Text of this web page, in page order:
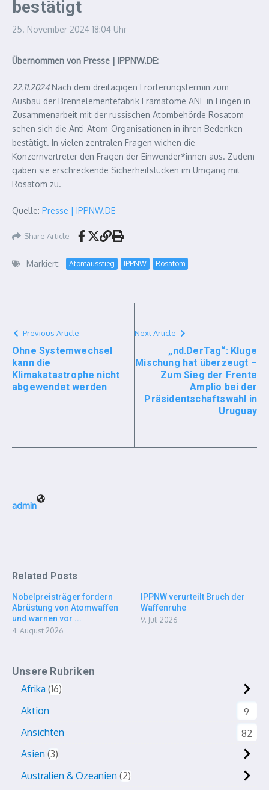
bestätigt
25. November 2024 18:04 Uhr
Übernommen von Presse | IPPNW.DE:
22.11.2024Nach dem dreitägigen Erörterungstermin zum
Ausbau der Brennelementefabrik Framatome ANF in Lingen in
Zusammenarbeit mit der russischen Atombehörde Rosatom
sehen sich die Anti-Atom-Organisationen in ihren Bedenken
bestätigt. In vielen zentralen Fragen wichen die
Konzernvertreter den Fragen der Einwender*innen aus. Zudem
gaben sie erschreckende Sicherheitslücken im Umgang mit
Rosatom zu.
Quelle: Presse | IPPNW.DE
Share Article
Markiert: Atomausstieg IPPNW Rosatom
Previous Article
Ohne Systemwechsel
kann die
Klimakatastrophe nicht
abgewendet werden
Next Article
„nd.DerTag“: Kluge
Mischung hat überzeugt –
Zum Sieg der Frente
Amplio bei der
Präsidentschaftswahl in
Uruguay
admin
Related Posts
Nobelpreisträger fordern
Abrüstung von Atomwaffen
und warnen vor ...
4. August 2026
IPPNW verurteilt Bruch der
Waffenruhe
9. Juli 2026
Unsere Rubriken
Afrika 16
Aktion
9
Ansichten
82
Asien 3
Australien & Ozeanien 2